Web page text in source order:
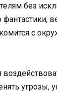
без
с
угрозы,